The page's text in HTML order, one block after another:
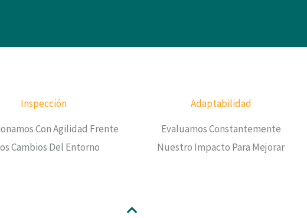
Inspección
Con Agilidad Frente
Cambios Del Entorno
Adaptabilidad
Evaluamos Constantemente
Nuestro Impacto Para Mejorar